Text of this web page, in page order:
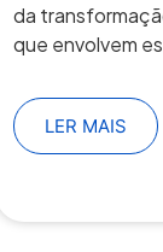
da
que envolvem
LER MAIS